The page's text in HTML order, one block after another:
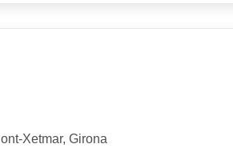
Xetmar, Girona